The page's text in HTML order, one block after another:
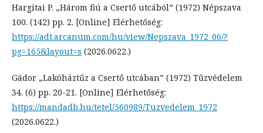
Hargitai P. „Három fiú a Csertő utcából” (1972) Népszava
100. (142) pp. 2. [Online] Elérhetőség:
https://adt.arcanum.com/hu/view/Nepszava_1972_06/?
pg=165&layout=s (2026.0622.)
Gádor „Lakóháztűz a Csertő utcában” (1972) Tűzvédelem
34. (6) pp. 20-21. [Online] Elérhetőség:
https://mandadb.hu/tetel/560989/Tuzvedelem_1972
(2026.0622.)